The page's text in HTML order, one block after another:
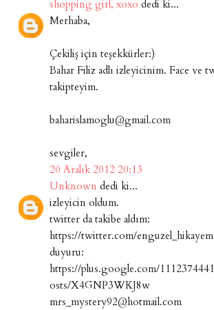
shopping girl, xoxo dedi ki...
Merhaba,
Çekiliş için teşekkürler:)
Bahar Filiz adlı izleyicinim. Face ve
takipteyim.
baharislamoglu@gmail.com
sevgiler,
20 Aralık 2012 20:13
Unknown dedi ki...
izleyicin oldum.
twitter da takibe aldım:
https://twitter.com/enguzel_hikayem
duyuru:
https://plus.google.com/
osts/X4GNP3WKJ8w
mrs_mystery92@hotmail.com